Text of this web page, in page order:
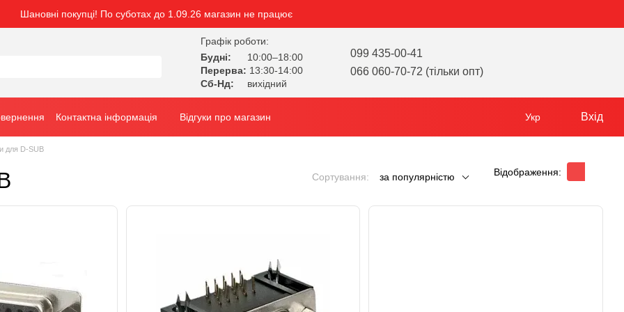
Шановні покупці! По суботах до 1.09.26 магазин не працює
Графік роботи:
Будні:
10:00–18:00
Перерва: 13:30-14:00
Сб-Нд:
вихідний
099 435-00-41
066 060-70-72 (тільки опт)
Контактна інформація Відгуки про магазин Укр Вхід
для D-SUB
Сортування: за популярністю Відображення: